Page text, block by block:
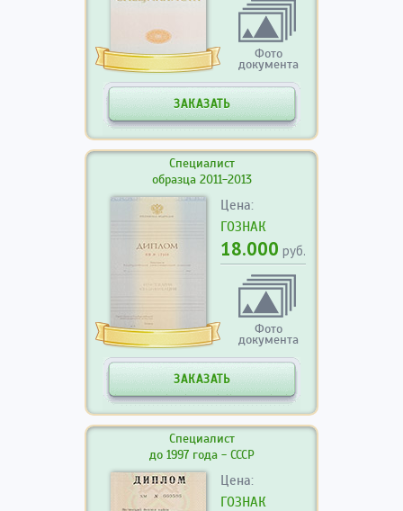
Фото
документа
ЗАКАЗАТЬ
Специалист
образца 2011-2013
Цена:
ГОЗНАК
18.000 руб.
Фото
документа
ЗАКАЗАТЬ
Специалист
до 1997 года - СССР
Цена:
ГОЗНАК